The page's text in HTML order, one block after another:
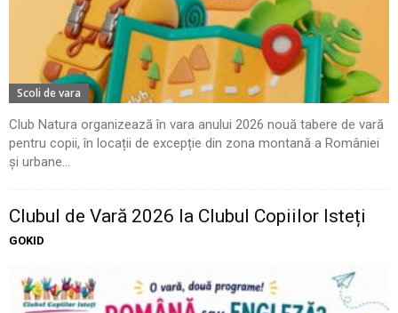
Scoli de vara
Club Natura organizează în vara anului 2026 nouă tabere de vară
pentru copii, în locații de excepție din zona montană a României
și urbane...
Clubul de Vară 2026 la Clubul Copiilor Isteți
GOKID